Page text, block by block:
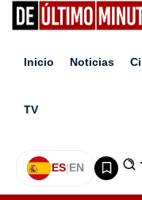
Inicio Noticias
TV
ES|EN